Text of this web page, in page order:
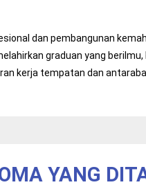
dan pembangunan
graduan yang
kerja tempatan dan
YANG